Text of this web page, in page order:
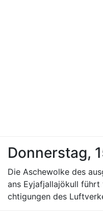
Donnerstag,
Die Aschewolke des
ans Eyjafjallajökull führt
chtigungen des